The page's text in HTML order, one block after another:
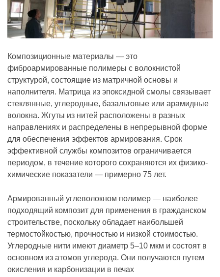
Композиционные материалы — это
фиброармированные полимеры с волокнистой
структурой, состоящие из матричной основы и
наполнителя. Матрица из эпоксидной смолы связывает
стеклянные, углеродные, базальтовые или арамидные
волокна. Жгуты из нитей расположены в разных
направлениях и распределены в непрерывной форме
для обеспечения эффектов армирования. Срок
эффективной службы композитов ограничивается
периодом, в течение которого сохраняются их физико-
химические показатели — примерно 75 лет.
Армированный углеволокном полимер — наиболее
подходящий композит для применения в гражданском
строительстве, поскольку обладает наибольшей
термостойкостью, прочностью и низкой стоимостью.
Углеродные нити имеют диаметр 5–10 мкм и состоят в
основном из атомов углерода. Они получаются путем
окисления и карбонизации в печах